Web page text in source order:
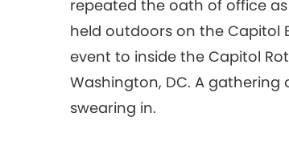
repeated the oath of office
held outdoors on the Capitol
event to inside the Capitol
Washington, DC. A gathering
swearing in.